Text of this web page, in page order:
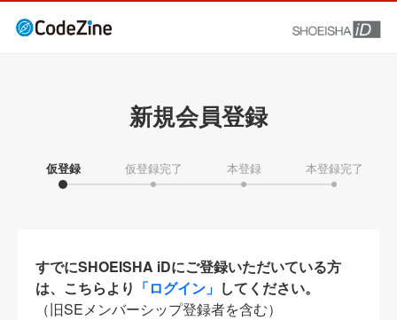
新規会員登録
仮登録 仮登録完了 本登録 本登録完了
すでにSHOEISHA iDにご登録いただいている方
は、こちらより 「ログイン」 してください。
（旧SEメンバーシップ登録者を含む）